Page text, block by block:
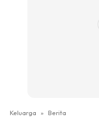
Keluarga » Berita